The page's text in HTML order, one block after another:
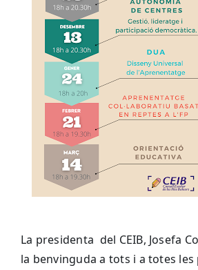
La presidenta del CEIB, Josefa
la benvinguda a tots i a totes